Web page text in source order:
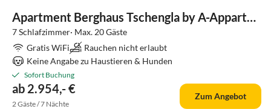
Apartment Berghaus Tschengla by A-Appartments
7 Schlafzimmer· Max. 20 Gäste
Gratis WiFi
Rauchen nicht erlaubt
Keine Angabe zu Haustieren & Hunden
Sofort Buchung
ab 2.954,- €
2 Gäste / 7 Nächte
Zum Angebot